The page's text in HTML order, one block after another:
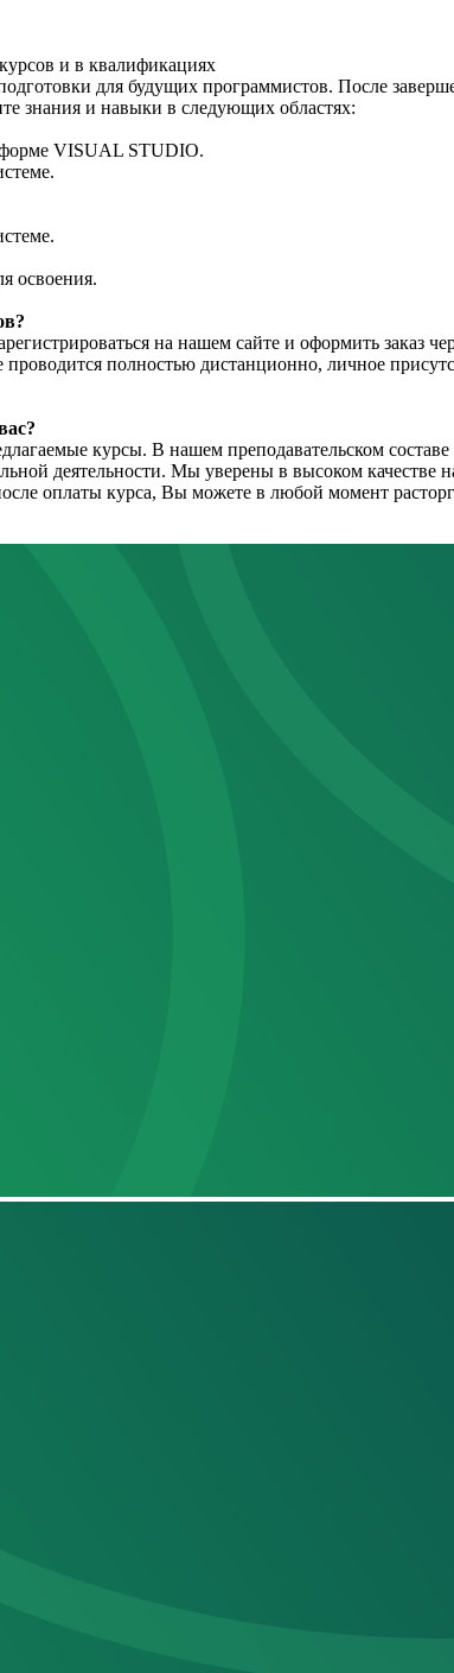
и в квалификациях
для будущих программистов. После
знания и навыки в следующих областях:
VISUAL STUDIO.
освоения.
на нашем сайте и оформить заказ
полностью дистанционно, личное
курсы. В нашем преподавательском составе
деятельности. Мы уверены в высоком качестве
оплаты курса, Вы можете в любой момент